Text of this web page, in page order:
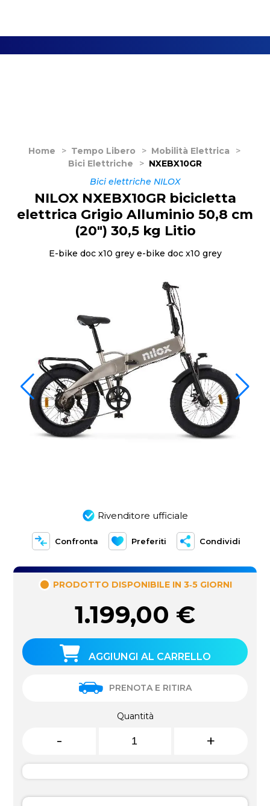
Home > Tempo Libero > Mobilità Elettrica
>
Bici Elettriche
> NXEBX10GR
Bici elettriche NILOX
Rivenditore ufficiale
Confronta Preferiti Condividi
NILOX NXEBX10GR bicicletta
elettrica Grigio Alluminio 50,8 cm
(20") 30,5 kg Litio
E-bike doc x10 grey e-bike doc x10 grey
PRODOTTO DISPONIBILE IN 3‑5 GIORNI
1.199,00 €
AGGIUNGI AL CARRELLO
PRENOTA E RITIRA
Quantità
- +